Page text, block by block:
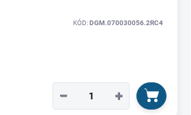
KÓD:DGM.070030056.2RC4
+
−